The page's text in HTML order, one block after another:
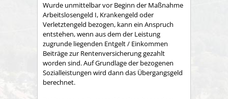
Wurde unmittelbar vor Beginn der Maßnahme
Arbeitslosengeld I, Krankengeld oder
Verletztengeld bezogen, kann ein Anspruch
entstehen, wenn aus dem der Leistung
zugrunde liegenden Entgelt / Einkommen
Beiträge zur Rentenversicherung gezahlt
worden sind. Auf Grundlage der bezogenen
Sozialleistungen wird dann das Übergangsgeld
berechnet.